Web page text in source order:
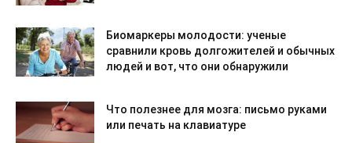
Биомаркеры молодости: ученые
сравнили кровь долгожителей и обычных
людей и вот, что они обнаружили
Что полезнее для мозга: письмо руками
или печать на клавиатуре